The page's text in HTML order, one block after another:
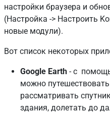
настройки браузера и
(Настройка -> Настроить
новые модули).
Вот список некоторых
Google Earth - с
можно
рассматривать
здания, долетать до